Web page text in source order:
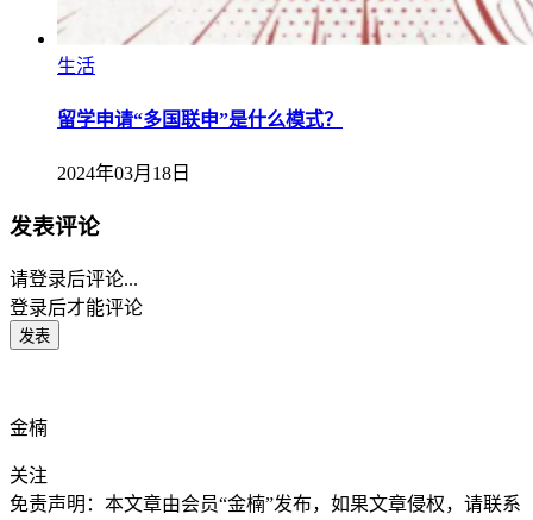
生活
留学申请“多国联申”是什么模式？
2024年03月18日
发表评论
请登录后评论...
登录后才能评论
金楠
关注
免责声明：本文章由会员“金楠”发布，如果文章侵权，请联系